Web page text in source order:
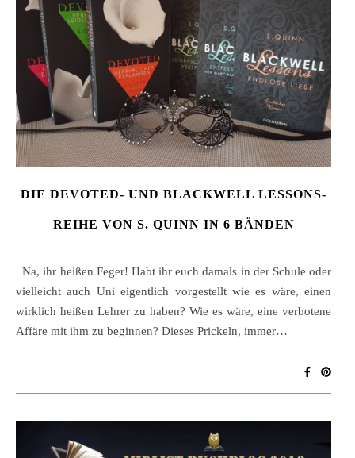
DIE DEVOTED- UND BLACKWELL LESSONS-
REIHE VON S. QUINN IN 6 BÄNDEN
Na, ihr heißen Feger! Habt ihr euch damals in der Schule oder
vielleicht auch Uni eigentlich vorgestellt wie es wäre, einen
wirklich heißen Lehrer zu haben? Wie es wäre, eine verbotene
Affäre mit ihm zu beginnen? Dieses Prickeln, immer…